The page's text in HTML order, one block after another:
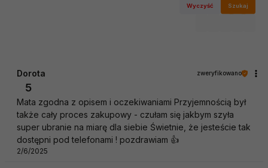
Wyczyść Szukaj
Dorota zweryfikowano
5
Mata zgodna z opisem i oczekiwaniami Przyjemnością był
także cały proces zakupowy - czułam się jakbym szyła
super ubranie na miarę dla siebie Świetnie, że jesteście tak
dostępni pod telefonami ! pozdrawiam 👍️
2/6/2025